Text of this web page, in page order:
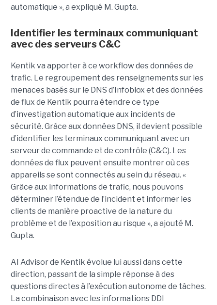
automatique », a expliqué M. Gupta.
Identifier les terminaux communiquant
avec des serveurs C&C
Kentik va apporter à ce workflow des données de
trafic. Le regroupement des renseignements sur les
menaces basés sur le DNS d’Infoblox et des données
de flux de Kentik pourra étendre ce type
d’investigation automatique aux incidents de
sécurité. Grâce aux données DNS, il devient possible
d’identifier les terminaux communiquant avec un
serveur de commande et de contrôle (C&C). Les
données de flux peuvent ensuite montrer où ces
appareils se sont connectés au sein du réseau. «
Grâce aux informations de trafic, nous pouvons
déterminer l’étendue de l’incident et informer les
clients de manière proactive de la nature du
problème et de l’exposition au risque », a ajouté M.
Gupta.
AI Advisor de Kentik évolue lui aussi dans cette
direction, passant de la simple réponse à des
questions directes à l’exécution autonome de tâches.
La combinaison avec les informations DDI